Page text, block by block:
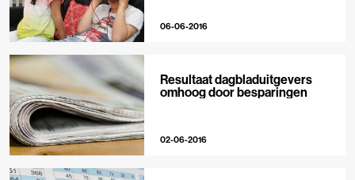
06-06-2016
Resultaat dagbladuitgevers
omhoog door besparingen
02-06-2016